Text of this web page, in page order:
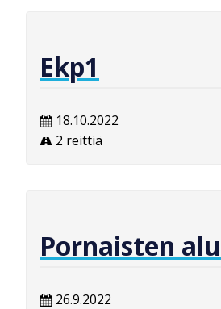
Ekp1
18.10.2022
2 reittiä
Pornaisten
26.9.2022